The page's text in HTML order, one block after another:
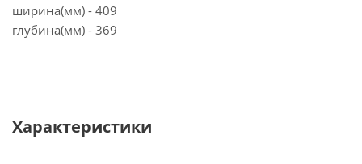
ширина(мм) - 409
глубина(мм) - 369
Характеристики